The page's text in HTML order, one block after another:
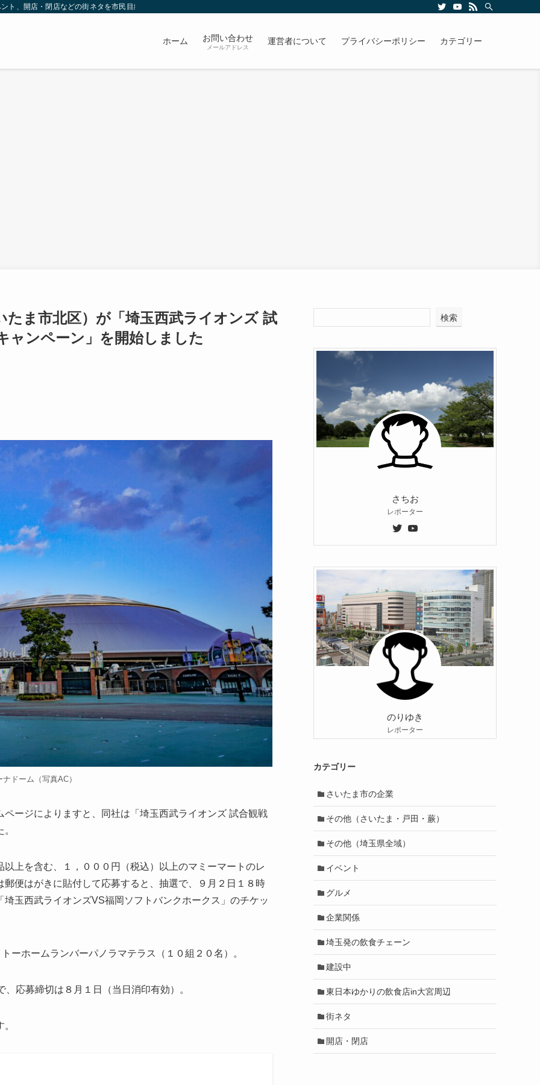
ト、開店・閉店などの街ネタを市民目線で発信していきます。
ホーム お問い合わせ
メールアドレス
運営者について プライバシーポリシー カテゴリー
たま市北区）が「埼玉西武ライオンズ 試
ャンペーン」を開始しました
ドーム（写真AC）
ージによりますと、同社は「埼玉西武ライオンズ 試合観戦
上を含む、１，０００円（税込）以上のマミーマートのレ
便はがきに貼付して応募すると、抽選で、９月２日１８時
玉西武ライオンズVS福岡ソフトバンクホークス」のチケッ
ーホームランバーパノラマテラス（１０組２０名）。
応募締切は８月１日（当日消印有効）。
検索
さちお
レポーター
のりゆき
レポーター
カテゴリー
さいたま市の企業
その他（さいたま・戸田・蕨）
その他（埼玉県全域）
イベント
グルメ
企業関係
埼玉発の飲食チェーン
建設中
東日本ゆかりの飲食店in大宮周辺
街ネタ
開店・閉店